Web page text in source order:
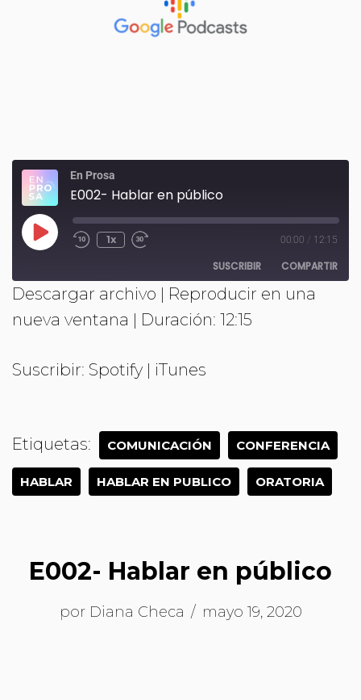
En Prosa
E002- Hablar en público
1x 00:00 / 12:15
SUSCRIBIR COMPARTIR
Spotify iTunes
TIR
INCRUST
Descargar archivo | Reproducir en una
nueva ventana | Duración: 12:15
Suscribir: Spotify | iTunes
Etiquetas: COMUNICACIÓN CONFERENCIA
HABLAR HABLAR EN PUBLICO ORATORIA
E002- Hablar en público
por Diana Checa mayo 19, 2020